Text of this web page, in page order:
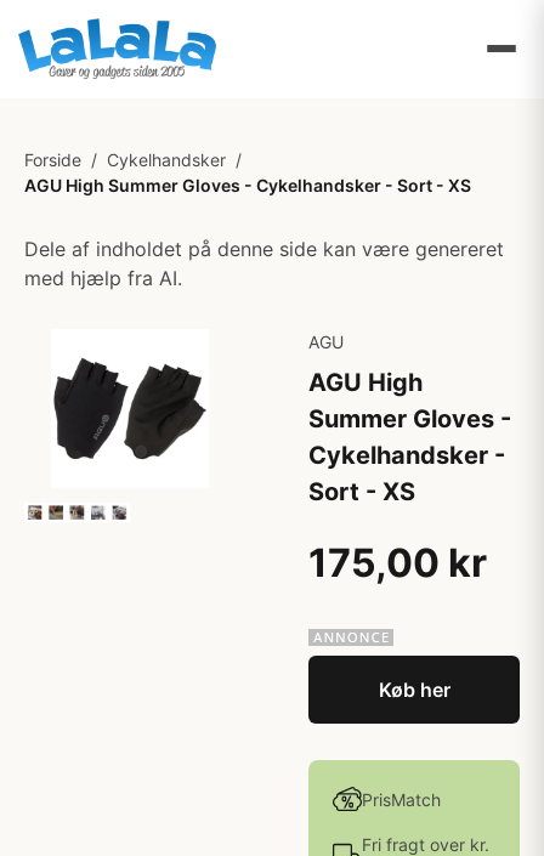
Forside / Cykelhandsker /
AGU High Summer Gloves - Cykelhandsker - Sort - XS
Dele af indholdet på denne side kan være genereret
med hjælp fra AI.
AGU
AGU High
Summer Gloves -
Cykelhandsker -
Sort - XS
175,00 kr
Køb her
PrisMatch
Fri fragt over kr.